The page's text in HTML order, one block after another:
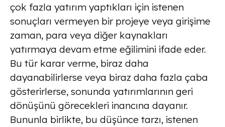
çok fazla yatırım yaptıkları için istenen
sonuçları vermeyen bir projeye veya girişime
zaman, para veya diğer kaynakları
yatırmaya devam etme eğilimini ifade eder.
Bu tür karar verme, biraz daha
dayanabilirlerse veya biraz daha fazla çaba
gösterirlerse, sonunda yatırımlarının geri
dönüşünü görecekleri inancına dayanır.
Bununla birlikte, bu düşünce tarzı, istenen